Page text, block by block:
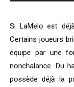
Si LaMelo est
Certains joueurs
équipe par une
nonchalance. Du
possède déjà la